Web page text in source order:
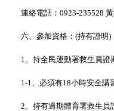
連絡電話：0923-235528
六、參加資格：(持有證明)
1、持全民運動署救生員證
1-1、必須有18小時安全講
2、持有過期體育署救生員